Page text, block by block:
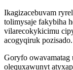
Ikagizacebuvam
tolimysaje fakybiha
vilarecokykicimu
acogyqiruk pozisado.
Goryfo owavamatag
olequxawunyt